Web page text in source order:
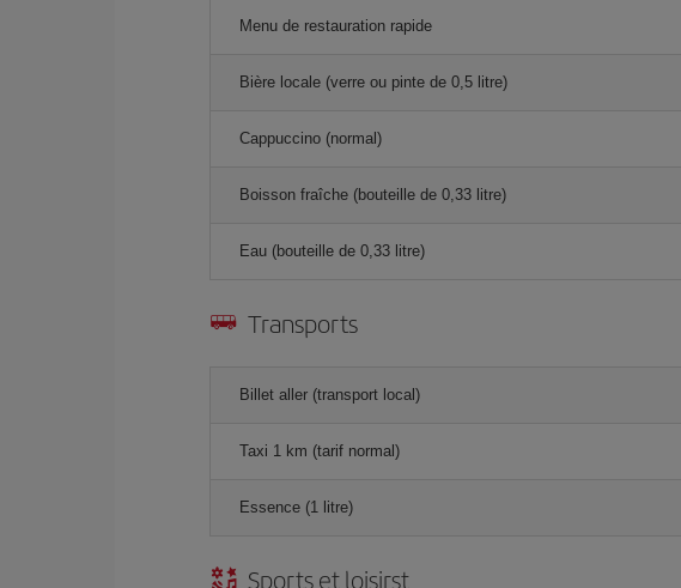
Menu de restauration rapide
Bière locale (verre ou pinte de 0,5 litre)
Cappuccino (normal)
Boisson fraîche (bouteille de 0,33 litre)
Eau (bouteille de 0,33 litre)
Transports
Billet aller (transport local)
Taxi 1 km (tarif normal)
Essence (1 litre)
Sports et loisirst